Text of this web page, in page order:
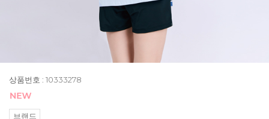
상품번호 : 10333278
브랜드